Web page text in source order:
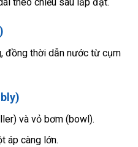
đồng thời dẫn nước từ cụm
và vỏ bơm (bowl).
áp càng lớn.